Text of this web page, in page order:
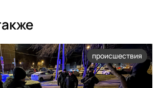
происшествия